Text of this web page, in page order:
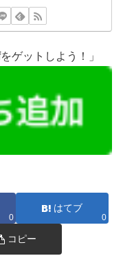
ゲットしよう！」
0
はてブ
0
コピー